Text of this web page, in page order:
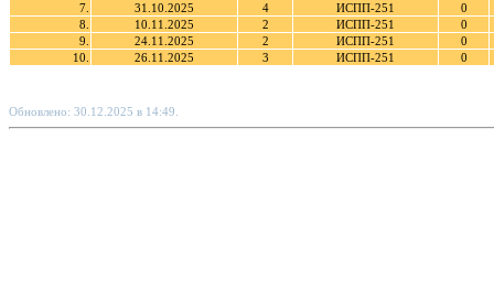
7.
31.10.2025 4 ИСПП-251
0
8.
10.11.2025 2 ИСПП-251
0
9.
24.11.2025 2 ИСПП-251
0
10.
26.11.2025 3 ИСПП-251 0
Обновлено: 30.12.2025 в 14:49.